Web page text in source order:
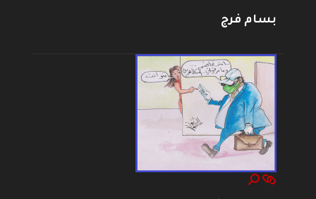
بسام فرج